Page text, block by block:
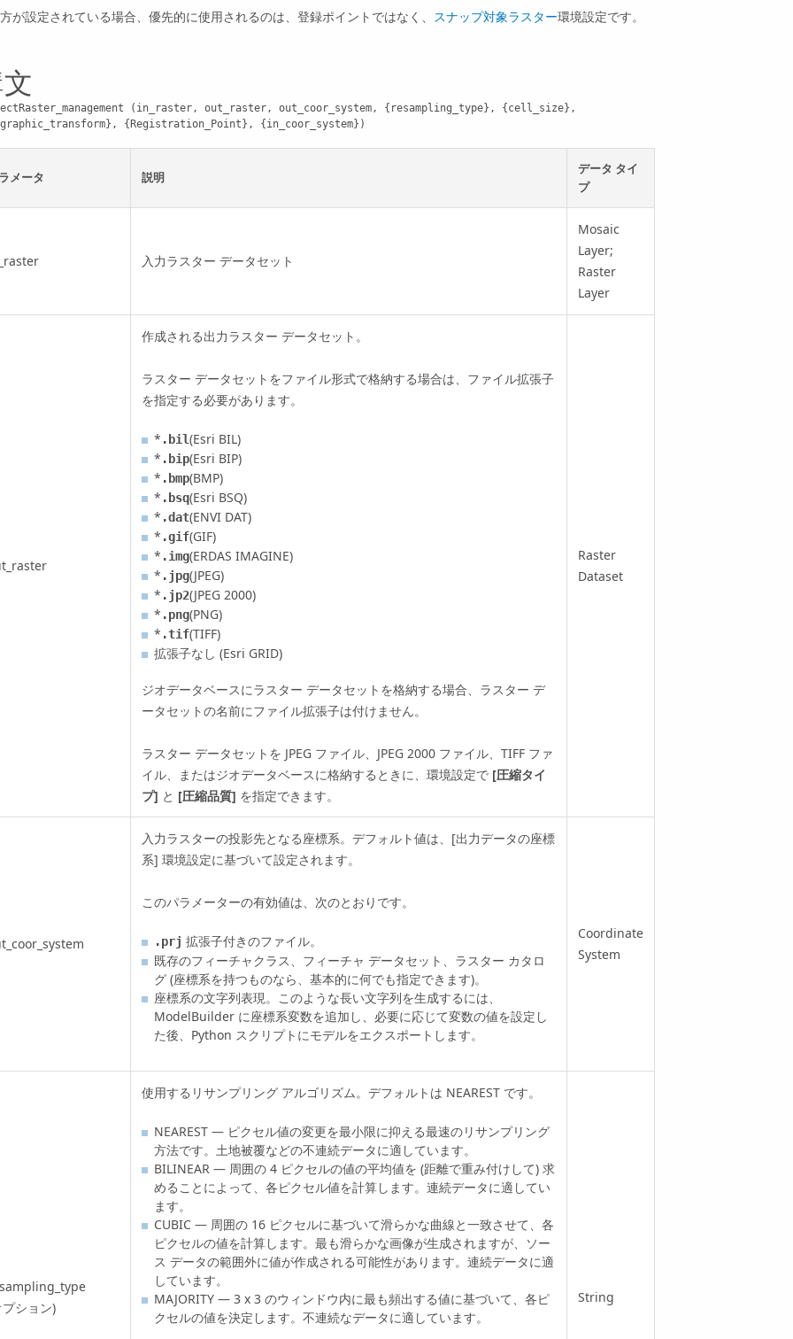
が設定されている場合、優先的に使用されるのは、登録ポイントではなく、 スナップ対象ラスター環境設定です。
(in_raster, out_raster, out_coor_system, {resampling_type}, {cell_size},
{Registration_Point}, {in_coor_system})
メータ 説明
データ タイ
プ
入力ラスター データセット
Mosaic
Layer;
Raster
Layer
作成される出力ラスター データセット。
ラスター データセットをファイル形式で格納する場合は、ファイル拡張子
を指定する必要があります。
* .bil(Esri BIL)
* .bip(Esri BIP)
* .bmp(BMP)
* .bsq(Esri BSQ)
* .dat(ENVI DAT)
* .gif(GIF)
* .img(ERDAS IMAGINE)
* .jpg(JPEG)
* .jp2(JPEG 2000)
* .png(PNG)
* .tif(TIFF)
拡張子なし (Esri GRID)
ジオデータベースにラスター データセットを格納する場合、ラスター デ
ータセットの名前にファイル拡張子は付けません。
ラスター データセットを JPEG ファイル、JPEG 2000 ファイル、TIFF ファ
イル、またはジオデータベースに格納するときに、環境設定で [圧縮タイ
プ] と [圧縮品質] を指定できます。
Raster
Dataset
入力ラスターの投影先となる座標系。デフォルト値は、[出力データの座標
系] 環境設定に基づいて設定されます。
このパラメーターの有効値は、次のとおりです。
.prj 拡張子付きのファイル。
既存のフィーチャクラス、フィーチャ データセット、ラスター カタロ
グ (座標系を持つものなら、基本的に何でも指定できます)。
座標系の文字列表現。このような長い文字列を生成するには、
ModelBuilder に座標系変数を追加し、必要に応じて変数の値を設定し
た後、Python スクリプトにモデルをエクスポートします。
Coordinate
System
プション)
使用するリサンプリング アルゴリズム。デフォルトは NEAREST です。
NEAREST — ピクセル値の変更を最小限に抑える最速のリサンプリング
方法です。土地被覆などの不連続データに適しています。
BILINEAR — 周囲の 4 ピクセルの値の平均値を (距離で重み付けして) 求
めることによって、各ピクセル値を計算します。連続データに適してい
ます。
CUBIC — 周囲の 16 ピクセルに基づいて滑らかな曲線と一致させて、各
ピクセルの値を計算します。最も滑らかな画像が生成されますが、ソー
ス データの範囲外に値が作成される可能性があります。連続データに適
しています。
MAJORITY — 3 x 3 のウィンドウ内に最も頻出する値に基づいて、各ピ
クセルの値を決定します。不連続なデータに適しています。
String